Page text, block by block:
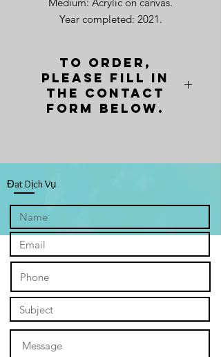
Year completed: 2021.
To order,
please fill in
the contact
form below.
Đat Dịch Vụ